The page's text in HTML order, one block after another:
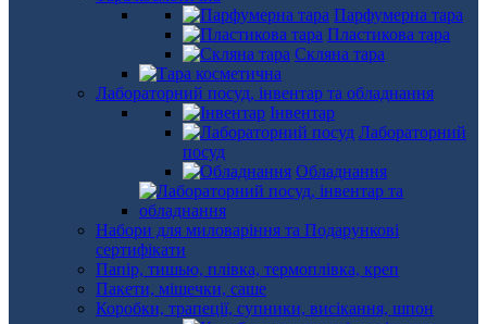
Парфумерна тара
Пластикова тара
Скляна тара
Лабораторний посуд, інвентар та обладнання
Інвентар
Лабораторний
посуд
Обладнання
Набори для миловаріння та Подарункові
сертифікати
Папір, тишью, плівка, термоплівка, креп
Пакети, мішечки, саше
Коробки, трапеції, супники, висікання, шпон